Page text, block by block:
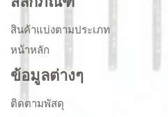
สินค้าแบ่งตามประเภท
หน้าหลัก
ข้อมูลต่างๆ
ติดตามพัสดุ